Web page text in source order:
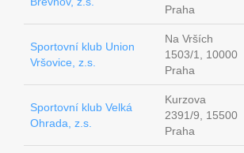
Praha
Sportovní klub Union
Vršovice, z.s.
Na Vrších
1503/1, 10000
Praha
Sportovní klub Velká
Ohrada, z.s.
Kurzova
2391/9, 15500
Praha